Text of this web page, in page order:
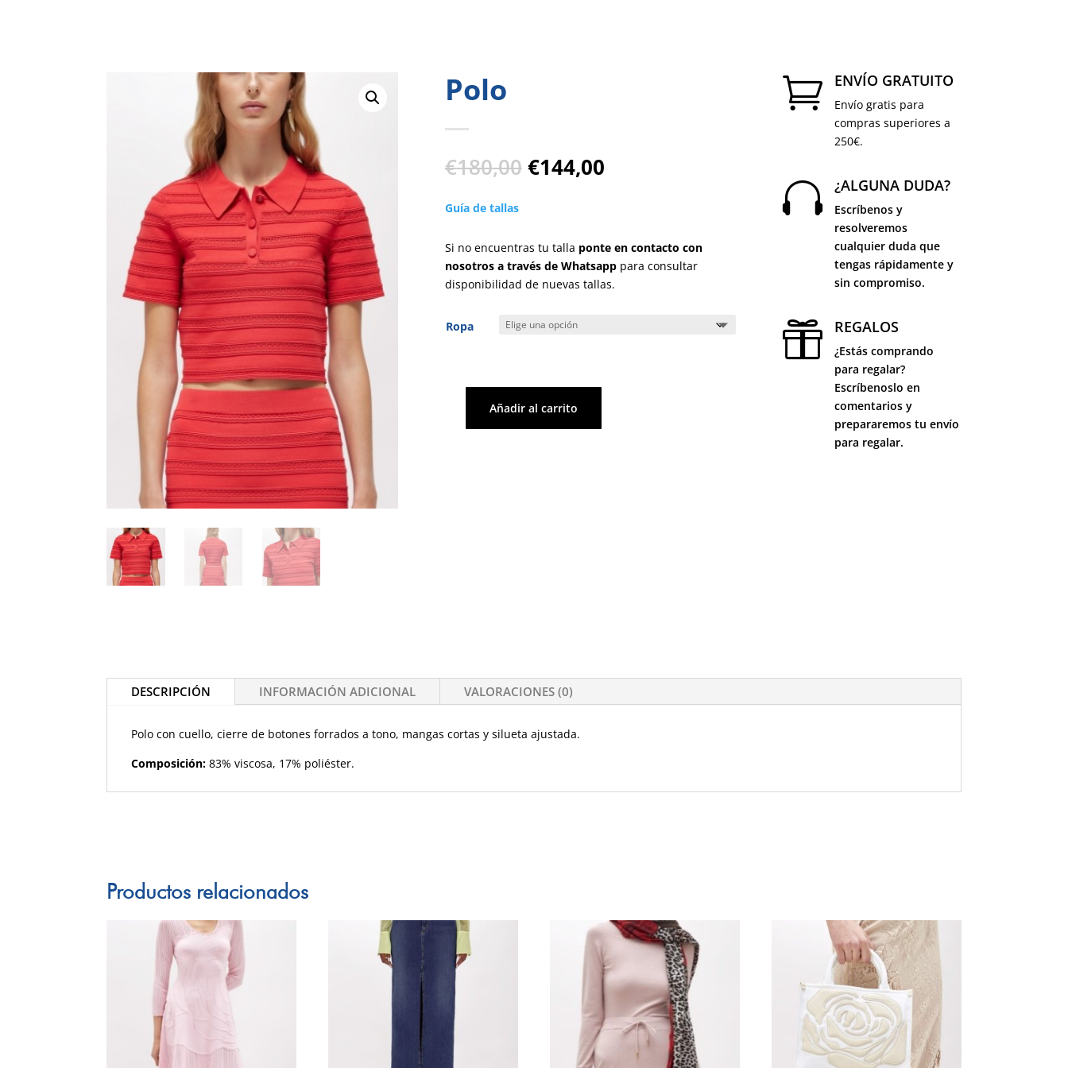
Polo
€180,00 El
precio
€180,00.
€144,00El
€144,00.
Guía de tallas
Si no encuentras tu talla ponte en contacto con
nosotros a través de Whatsapppara consultar
disponibilidad de nuevas tallas.
Ropa
Añadir al carrito
 ENVÍO GRATUITO
Envío gratis para
compras superiores a
250€.
 ¿ALGUNA DUDA?
Escríbenos y
resolveremos
cualquier duda que
tengas rápidamente y
sin compromiso.
 REGALOS
¿Estás comprando
para regalar?
Escríbenoslo en
comentarios y
prepararemos tu envío
para regalar.
DESCRIPCIÓN INFORMACIÓN ADICIONAL VALORACIONES (0)
Polo con cuello, cierre de botones forrados a tono, mangas cortas y silueta ajustada.
Composición: 83% viscosa, 17% poliéster.
Productos relacionados